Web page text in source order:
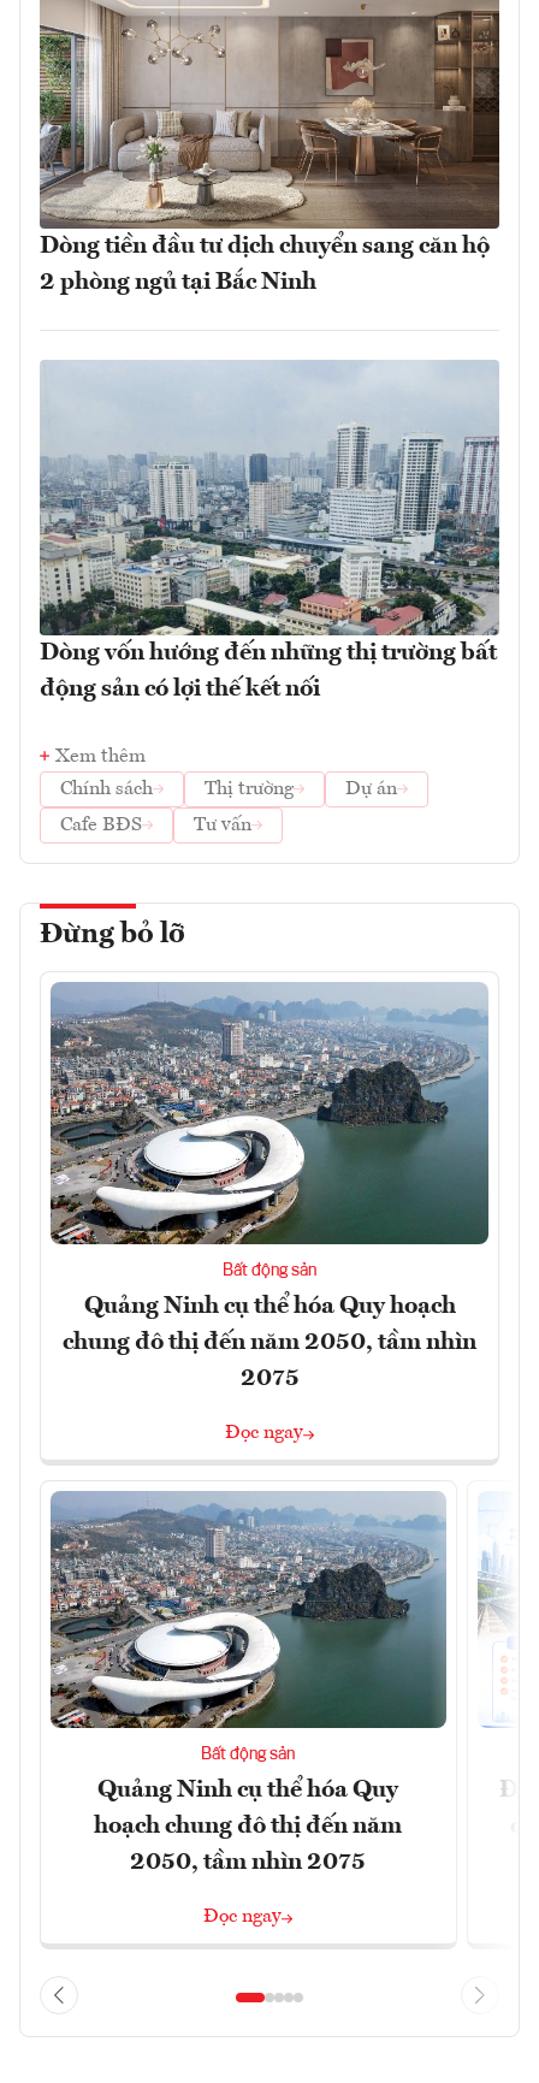
Dòng tiền đầu tư dịch chuyển sang căn hộ
2 phòng ngủ tại Bắc Ninh
Dòng vốn hướng đến những thị trường bất
động sản có lợi thế kết nối
Xem thêm
Chính sách
Thị trường
Dự án
Cafe BĐS
Tư vấn
Đừng bỏ lỡ
Bất động sản
Quảng Ninh cụ thể hóa Quy hoạch
chung đô thị đến năm 2050, tầm nhìn
2075
Đọc ngay
Bất động sản
Quảng Ninh cụ thể hóa Quy
hoạch chung đô thị đến năm
2050, tầm nhìn 2075
Đọc ngay